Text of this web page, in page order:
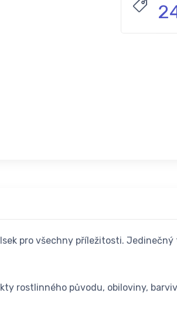
pro všechny příležitosti.
rostlinného původu, obiloviny,